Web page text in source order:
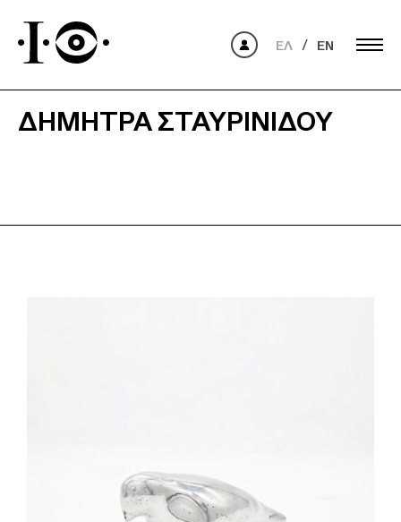
ΕΛ EN
ΔΉΜΗΤΡΑ ΣΤΑΥΡΙΝΊΔΟΥ